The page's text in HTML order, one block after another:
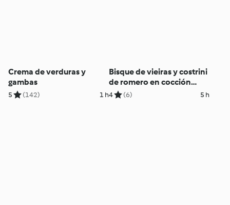
Crema de verduras y
gambas
5 (142) 1 h
Bisque de vieiras y costrini
de romero en cocción
lenta
4 (6) 5 h